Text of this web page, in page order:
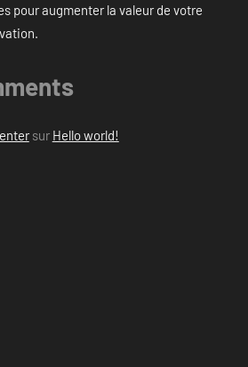
pour augmenter la valeur de votre
sur Hello world!